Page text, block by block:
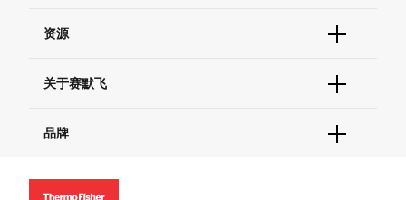
现货供应中心
联系我们 - 400 820 8982
查找文件&证书
资源
促销
社交媒体
关于赛默飞
招聘
新闻
品牌
Applied Biosystems